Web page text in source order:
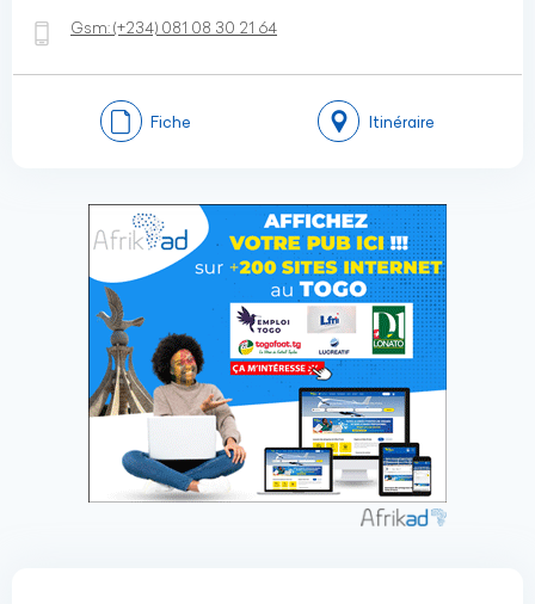
Gsm:(+234) 081 08 30 21 64
Fiche Itinéraire